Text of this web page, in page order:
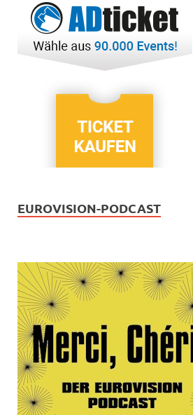
EUROVISION-PODCAST